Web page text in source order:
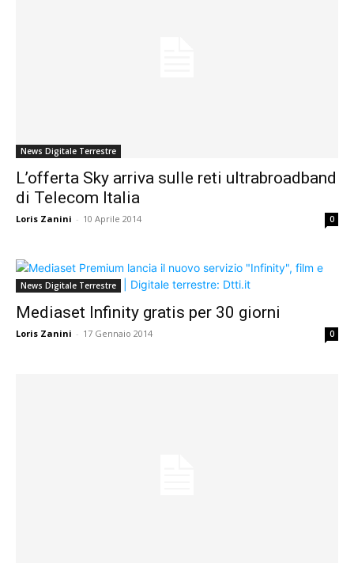
News Digitale Terrestre
L’offerta Sky arriva sulle reti ultrabroadband
di Telecom Italia
Loris Zanini - 10 Aprile 2014 0
News Digitale Terrestre
Mediaset Infinity gratis per 30 giorni
Loris Zanini - 17 Gennaio 2014 0